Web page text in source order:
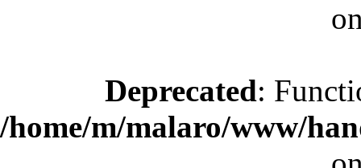
Deprecated:
/home/m/malaro/www/